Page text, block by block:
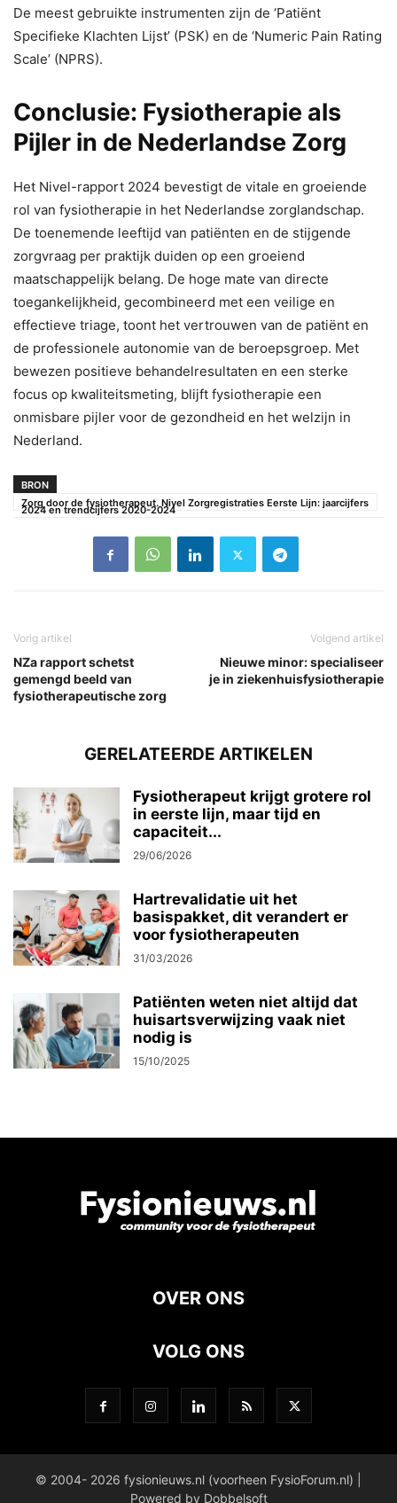
De meest gebruikte instrumenten zijn de ‘Patiënt
Specifieke Klachten Lijst’ (PSK) en de ‘Numeric Pain Rating
Scale’ (NPRS).
Conclusie: Fysiotherapie als
Pijler in de Nederlandse Zorg
Het Nivel-rapport 2024 bevestigt de vitale en groeiende
rol van fysiotherapie in het Nederlandse zorglandschap.
De toenemende leeftijd van patiënten en de stijgende
zorgvraag per praktijk duiden op een groeiend
maatschappelijk belang. De hoge mate van directe
toegankelijkheid, gecombineerd met een veilige en
effectieve triage, toont het vertrouwen van de patiënt en
de professionele autonomie van de beroepsgroep. Met
bewezen positieve behandelresultaten en een sterke
focus op kwaliteitsmeting, blijft fysiotherapie een
onmisbare pijler voor de gezondheid en het welzijn in
Nederland.
BRON
Zorg door de fysiotherapeut. Nivel Zorgregistraties Eerste Lijn: jaarcijfers
2024 en trendcijfers 2020-2024
Vorig artikel
NZa rapport schetst
gemengd beeld van
fysiotherapeutische zorg
Volgend artikel
Nieuwe minor: specialiseer
je in ziekenhuisfysiotherapie
GERELATEERDE ARTIKELEN
Fysiotherapeut krijgt grotere rol
in eerste lijn, maar tijd en
capaciteit...
29/06/2026
Hartrevalidatie uit het
basispakket, dit verandert er
voor fysiotherapeuten
31/03/2026
Patiënten weten niet altijd dat
huisartsverwijzing vaak niet
nodig is
15/10/2025
OVER ONS
VOLG ONS
© 2004- 2026 fysionieuws.nl (voorheen FysioForum.nl) |
Powered by Dobbelsoft